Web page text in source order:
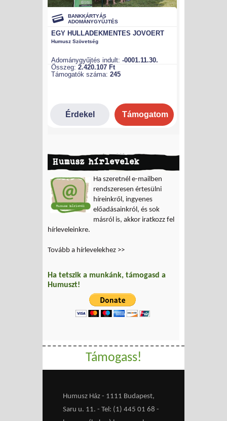
Humusz hírlevelek
Ha szeretnél e-mailben
rendszeresen értesülni
híreinkről, ingyenes
előadásainkról, és sok
másról is, akkor iratkozz fel
hírleveleinkre.
Tovább a hírlevelekhez >>
Ha tetszik a munkánk, támogasd a
Humuszt!
Támogass!
Humusz Ház - 1111 Budapest,
Saru u. 11. - Tel: (1) 445 01 68 -